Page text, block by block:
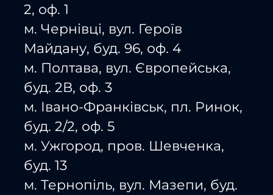
2, оф. 1
м. Чернівці, вул. Героїв
Майдану, буд. 96, оф. 4
м. Полтава, вул. Європейська,
буд. 2В, оф. 3
м. Івано-Франківськ, пл. Ринок,
буд. 2/2, оф. 5
м. Ужгород, пров. Шевченка,
буд. 13
м. Тернопіль, вул. Мазепи, буд.